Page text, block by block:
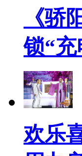
《骄
锁“充
欢乐